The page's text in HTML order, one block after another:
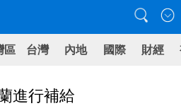
區 台灣 內地 國際 財經
進行補給